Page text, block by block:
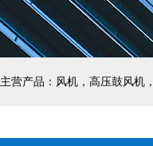
主营产品：风机，高压鼓风机